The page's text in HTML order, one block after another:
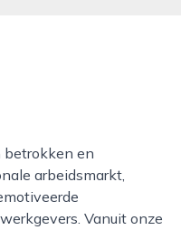
arbeidsmarkt,
Vanuit onze